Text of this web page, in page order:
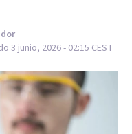
3 junio, 2026 - 02:15 CEST